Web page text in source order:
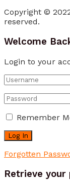
Copyright ©
reserved.
Welcome
Login to your
Remember
Forgotten
Retrieve your